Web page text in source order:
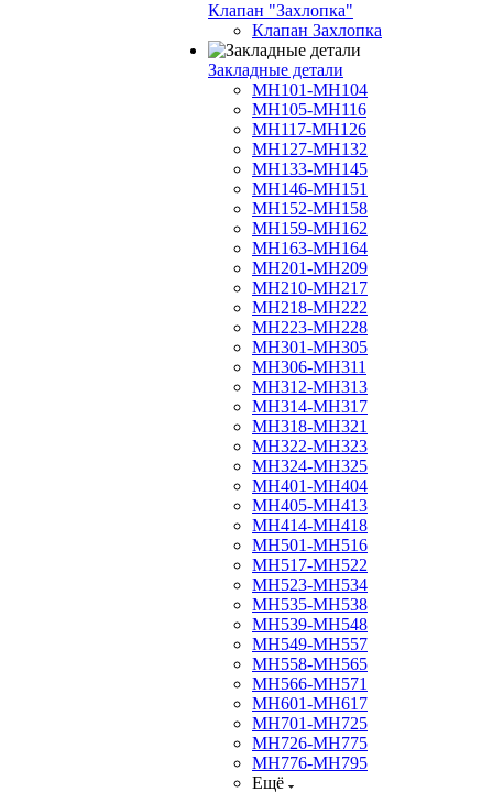
Клапан "Захлопка"
Клапан Захлопка
Закладные детали
МН101-МН104
МН105-МН116
МН117-МН126
МН127-МН132
МН133-МН145
МН146-МН151
МН152-МН158
МН159-МН162
МН163-МН164
МН201-МН209
МН210-МН217
МН218-МН222
МН223-МН228
МН301-МН305
МН306-МН311
МН312-МН313
МН314-МН317
МН318-МН321
МН322-МН323
МН324-МН325
МН401-МН404
МН405-МН413
МН414-МН418
МН501-МН516
МН517-МН522
МН523-МН534
МН535-МН538
МН539-МН548
МН549-МН557
МН558-МН565
МН566-МН571
МН601-МН617
МН701-МН725
МН726-МН775
МН776-МН795
Ещё